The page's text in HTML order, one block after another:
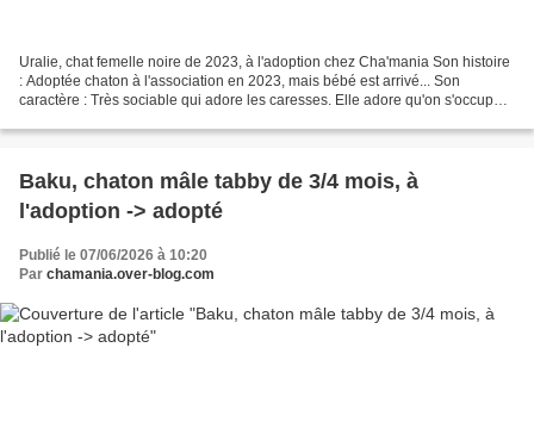
Uralie, chat femelle noire de 2023, à l'adoption chez Cha'mania Son histoire
: Adoptée chaton à l'association en 2023, mais bébé est arrivé... Son
caractère : Très sociable qui adore les caresses. Elle adore qu'on s'occupe
Baku, chaton mâle tabby de 3/4 mois, à
l'adoption -> adopté
Publié le 07/06/2026 à 10:20
Par chamania.over-blog.com